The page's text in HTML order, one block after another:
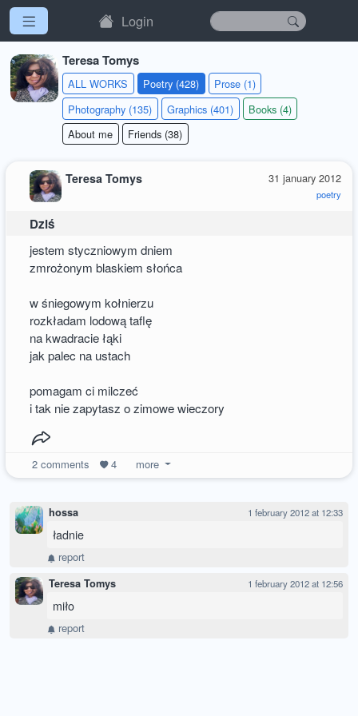
Login
Teresa Tomys
ALL WORKS Poetry (428)
Prose (1)
Photography (135)
Graphics (401)
Books (4)
About me
Friends (38)
31 january 2012
poetry
Teresa Tomys
Dziś
jestem styczniowym dniem
zmrożonym blaskiem słońca
w śniegowym kołnierzu
rozkładam lodową taflę
na kwadracie łąki
jak palec na ustach
pomagam ci milczeć
i tak nie zapytasz o zimowe wieczory
2comments 4 more
hossa 1 february 2012 at 12:33
ładnie
report
Teresa Tomys 1 february 2012 at 12:56
miło
report